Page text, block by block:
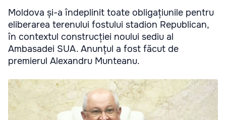
Moldova și-a îndeplinit toate obligațiunile pentru
eliberarea terenului fostului stadion Republican,
în contextul construcției noului sediu al
Ambasadei SUA. Anunțul a fost făcut de
premierul Alexandru Munteanu.